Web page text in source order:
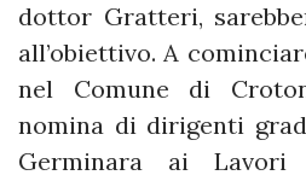
dottor Gratteri,
all’obiettivo. A
nel Comune di
nomina di dirigenti
Germinara ai